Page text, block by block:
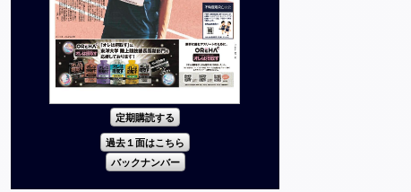
定期購読する
過去１面はこちら
バックナンバー